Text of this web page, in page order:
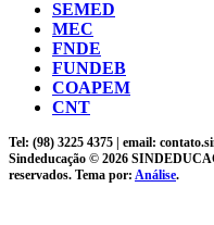
SEMED
MEC
FNDE
FUNDEB
COAPEM
CNT
Tel: (98) 3225 4375 | email:
Sindeducação © 2026
reservados. Tema por: Análise.